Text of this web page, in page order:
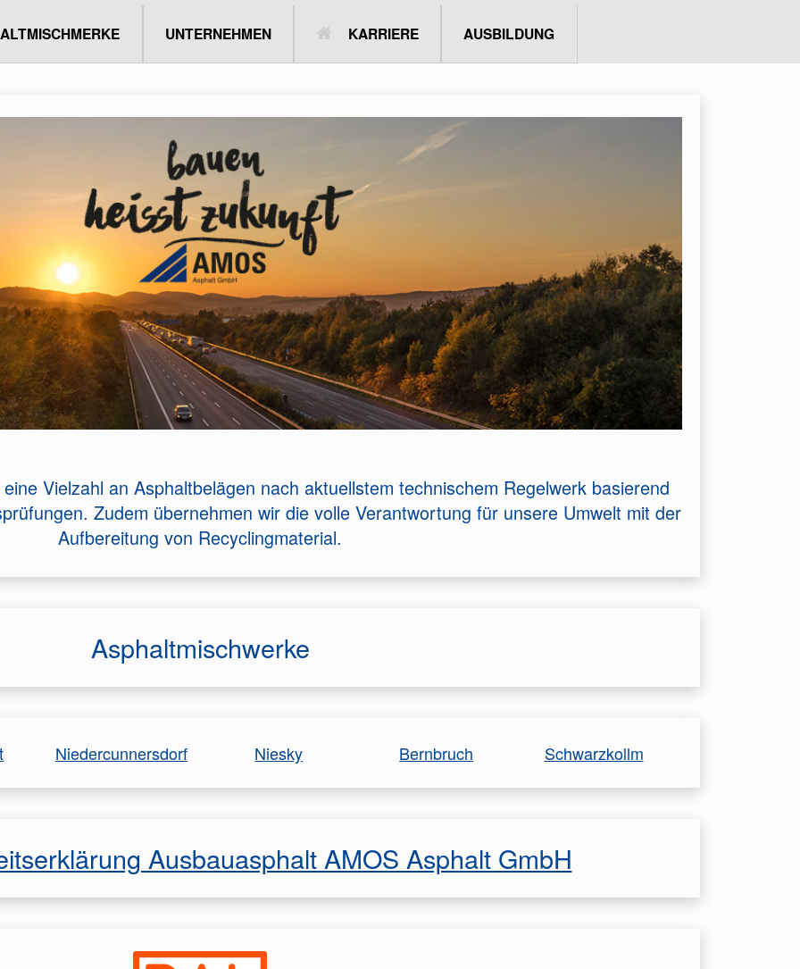
UNTERNEHMEN KARRIERE AUSBILDUNG
Vielzahl an Asphaltbelägen nach aktuellstem technischem Regelwerk basierend
Zudem übernehmen wir die volle Verantwortung für unsere Umwelt mit der
Aufbereitung von Recyclingmaterial.
Asphaltmischwerke
Niedercunnersdorf Niesky Bernbruch Schwarzkollm
Ausbauasphalt AMOS Asphalt GmbH